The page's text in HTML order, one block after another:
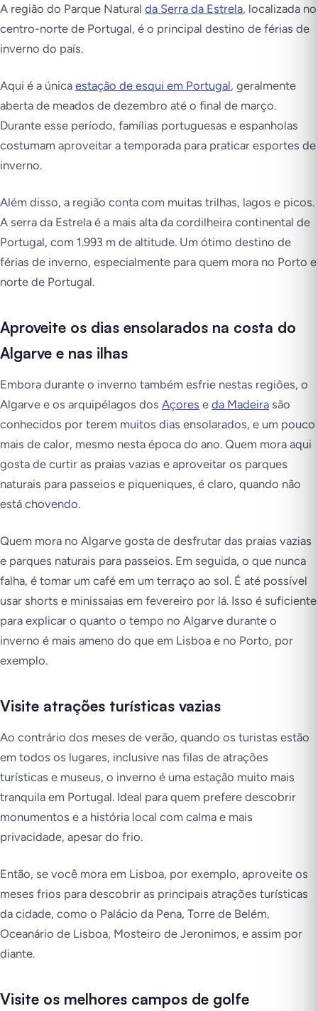
A região do Parque Natural da Serra da Estrela, localizada no
centro-norte de Portugal, é o principal destino de férias de
inverno do país.
Aqui é a única estação de esqui em Portugal, geralmente
aberta de meados de dezembro até o final de março.
Durante esse período, famílias portuguesas e espanholas
costumam aproveitar a temporada para praticar esportes de
inverno.
Além disso, a região conta com muitas trilhas, lagos e picos.
A serra da Estrela é a mais alta da cordilheira continental de
Portugal, com 1.993 m de altitude. Um ótimo destino de
férias de inverno, especialmente para quem mora no Porto e
norte de Portugal.
Aproveite os dias ensolarados na costa do
Algarve e nas ilhas
Embora durante o inverno também esfrie nestas regiões, o
Algarve e os arquipélagos dos Açores e da Madeira são
conhecidos por terem muitos dias ensolarados, e um pouco
mais de calor, mesmo nesta época do ano. Quem mora aqui
gosta de curtir as praias vazias e aproveitar os parques
naturais para passeios e piqueniques, é claro, quando não
está chovendo.
Quem mora no Algarve gosta de desfrutar das praias vazias
e parques naturais para passeios. Em seguida, o que nunca
falha, é tomar um café em um terraço ao sol. É até possível
usar shorts e minissaias em fevereiro por lá. Isso é suficiente
para explicar o quanto o tempo no Algarve durante o
inverno é mais ameno do que em Lisboa e no Porto, por
exemplo.
Visite atrações turísticas vazias
Ao contrário dos meses de verão, quando os turistas estão
em todos os lugares, inclusive nas filas de atrações
turísticas e museus, o inverno é uma estação muito mais
tranquila em Portugal. Ideal para quem prefere descobrir
monumentos e a história local com calma e mais
privacidade, apesar do frio.
Então, se você mora em Lisboa, por exemplo, aproveite os
meses frios para descobrir as principais atrações turísticas
da cidade, como o Palácio da Pena, Torre de Belém,
Oceanário de Lisboa, Mosteiro de Jeronimos, e assim por
diante.
Visite os melhores campos de golfe